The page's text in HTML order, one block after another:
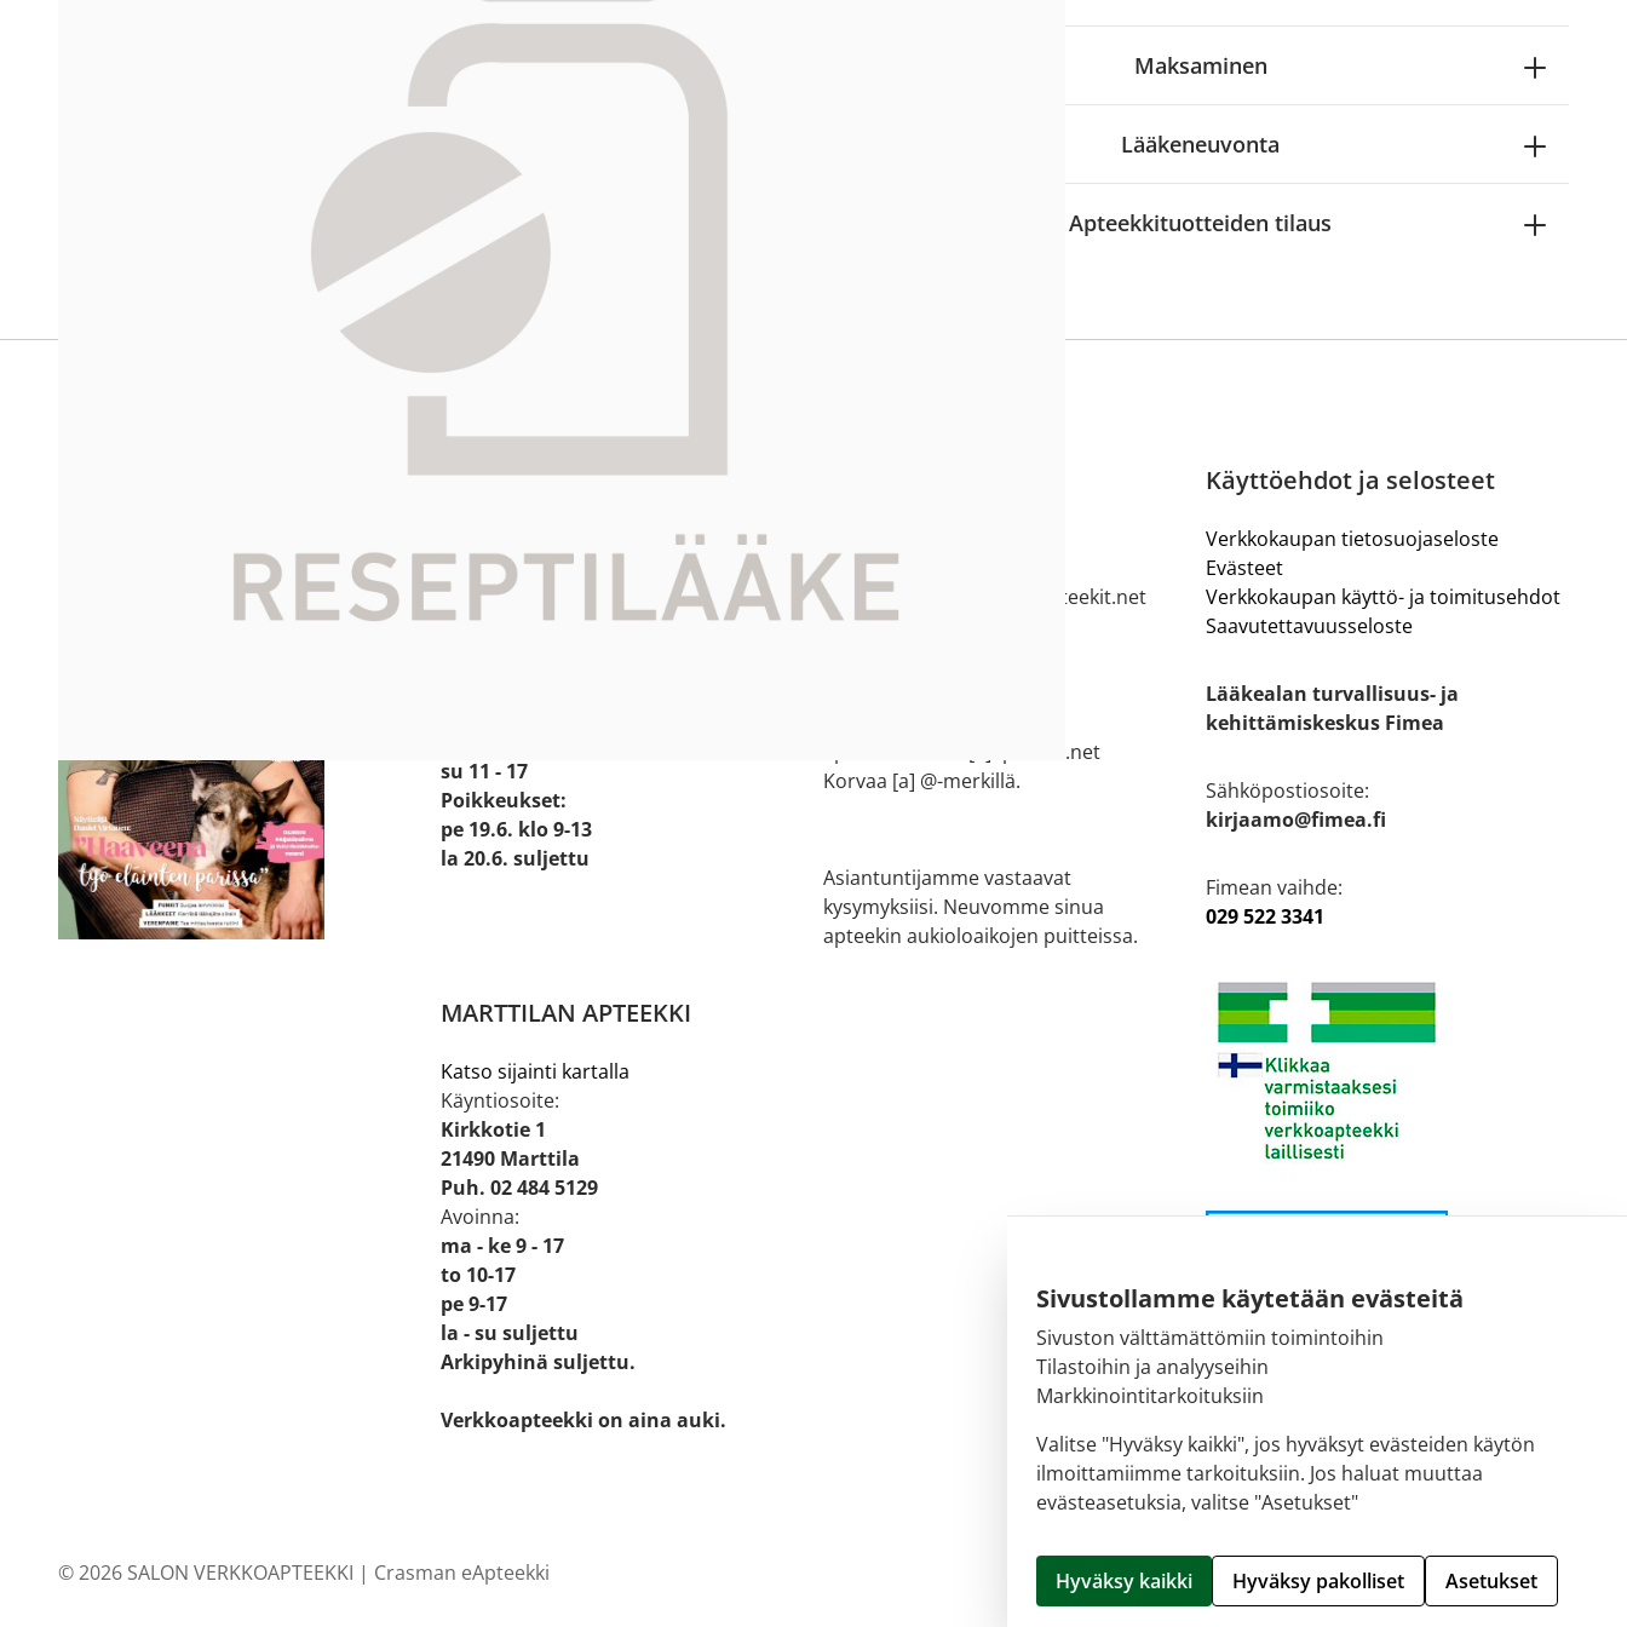
Sivustollamme käytetään evästeitä
Sivuston välttämättömiin toimintoihin
Tilastoihin ja analyyseihin
Markkinointitarkoituksiin
Valitse "Hyväksy kaikki", jos hyväksyt evästeiden käytön
ilmoittamiimme tarkoituksiin. Jos haluat muuttaa
evästeasetuksia, valitse "Asetukset"
Hyväksy kaikki Hyväksy pakolliset Asetukset
Reseptilääkkeiden tilaaminen edellyttää voimassa olevaa reseptiä, ja voit
-palvelusta. Tilausta varten sinun pitää ensin
tunnistautua. Apteekki käsittelee tilauksesi, jonka jälkeen voit maksaa ostoksesi.
Siirry reseptilääketilaukseen
Maksaminen
Lääkeneuvonta
Apteekkituotteiden tilaus
HALIKON APTEEKKI
Käyntiosoite:
Prismantie 2
24800 Halikko
su 11 - 17
Poikkeukset:
pe 19.6. klo 9-13
la 20.6. suljettu
MARTTILAN APTEEKKI
Katso sijainti kartalla
Käyntiosoite:
Kirkkotie 1
21490 Marttila
Puh. 02 484 5129
Avoinna:
ma - ke 9 - 17
to 10-17
pe 9-17
la - su suljettu
Arkipyhinä suljettu.
Verkkoapteekki on aina auki.
044 73 77 200
salon.verkkoapteekki[a]apteekit.net
Korvaa [a] @-merkillä.
apteekki.halikko[a]apteekit.net
Korvaa [a] @-merkillä.
Asiantuntijamme vastaavat
kysymyksiisi. Neuvomme sinua
apteekin aukioloaikojen puitteissa.
Käyttöehdot ja selosteet
Verkkokaupan tietosuojaseloste
Evästeet
Verkkokaupan käyttö- ja toimitusehdot
Saavutettavuusseloste
Lääkealan turvallisuus- ja
kehittämiskeskus Fimea
Sähköpostiosoite:
kirjaamo@fimea.fi
Fimean vaihde:
029 522 3341
© 2026 SALON VERKKOAPTEEKKI | Crasman eApteekki Hallitse evästeitä